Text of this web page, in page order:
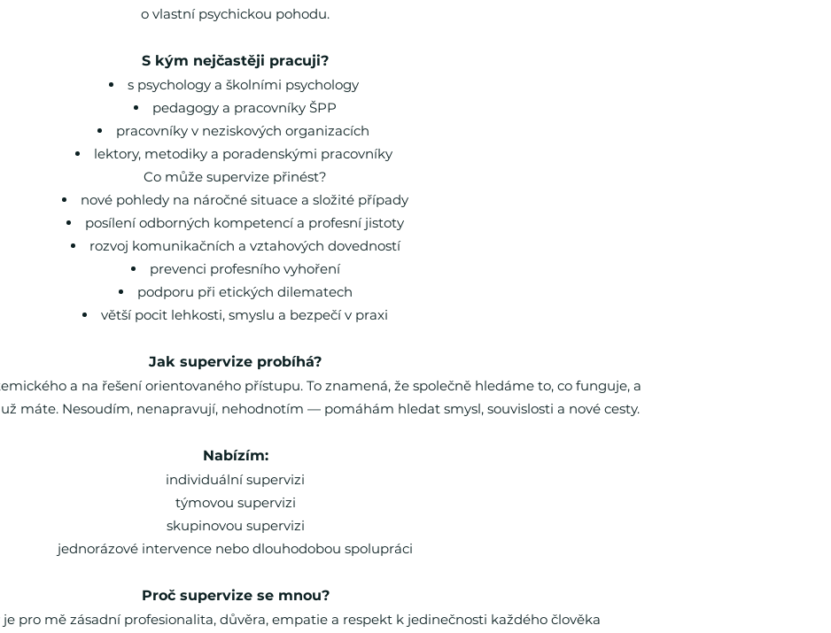
o vlastní psychickou pohodu.
​S kým nejčastěji pracuji?
s psychology a školními psychology
pedagogy a pracovníky ŠPP
pracovníky v neziskových organizacích
lektory, metodiky a poradenskými pracovníky
Co může supervize přinést?
nové pohledy na náročné situace a složité případy
posílení odborných kompetencí a profesní jistoty
rozvoj komunikačních a vztahových dovedností
prevenci profesního vyhoření
podporu při etických dilematech
větší pocit lehkosti, smyslu a bezpečí v praxi
Jak supervize probíhá?
a na řešení orientovaného přístupu. To znamená, že společně hledáme to, co funguje, a
máte. Nesoudím, nenapravují, nehodnotím — pomáhám hledat smysl, souvislosti a nové cesty.
Nabízím:
individuální supervizi
týmovou supervizi
skupinovou supervizi
jednorázové intervence nebo dlouhodobou spolupráci
Proč supervize se mnou?
pro mě zásadní profesionalita, důvěra, empatie a respekt k jedinečnosti každého člověka